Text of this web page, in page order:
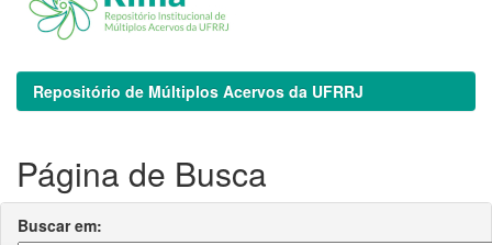
Repositório de Múltiplos Acervos da UFRRJ
Página de Busca
Buscar em: